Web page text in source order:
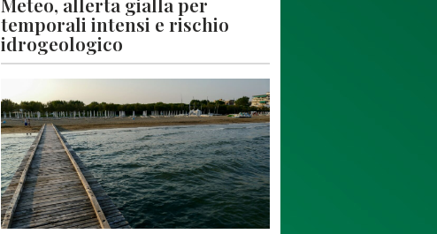
temporali intensi e rischio
idrogeologico